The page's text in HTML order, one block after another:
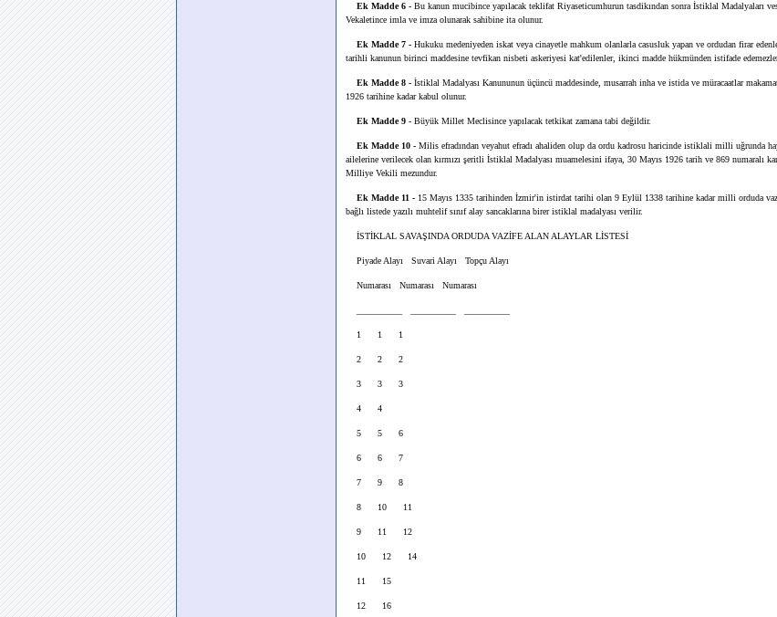
Ek Madde 6 - Bu kanun mucibince yapılacak teklifat Riyaseticumhurun tasdikından sonra İstiklal Madalyaları
Vekaletince imla ve imza olunarak sahibine ita olunur.
Ek Madde 7 - Hukuku medeniyeden iskat veya cinayetle mahkum olanlarla casusluk yapan ve ordudan firar
tarihli kanunun birinci maddesine tevfikan nisbeti askeriyesi kat'edilenler, ikinci madde hükmünden istifade
Ek Madde 8 - İstiklal Madalyası Kanununun üçüncü maddesinde, musarrah inha ve istida ve müracaatlar
1926 tarihine kadar kabul olunur.
Ek Madde 9 - Büyük Millet Meclisince yapılacak tetkikat zamana tabi değildir.
Ek Madde 10 - Milis efradından veyahut efradı ahaliden olup da ordu kadrosu haricinde istiklali milli uğrunda
ailelerine verilecek olan kırmızı şeritli İstiklal Madalyası muamelesini ifaya, 30 Mayıs 1926 tarih ve 869 numaralı
Milliye Vekili mezundur.
Ek Madde 11 - 15 Mayıs 1335 tarihinden İzmir'in istirdat tarihi olan 9 Eylül 1338 tarihine kadar milli orduda
bağlı listede yazılı muhtelif sınıf alay sancaklarına birer istiklal madalyası verilir.
İSTİKLAL SAVAŞINDA ORDUDA VAZİFE ALAN ALAYLAR LİSTESİ
Piyade Alayı Suvari Alayı Topçu Alayı
Numarası Numarası Numarası
1 1 1
2 2 2
3 3 3
4 4
5 5 6
6 6 7
7 9 8
8 10 11
9 11 12
10 12 14
11 15
12 16